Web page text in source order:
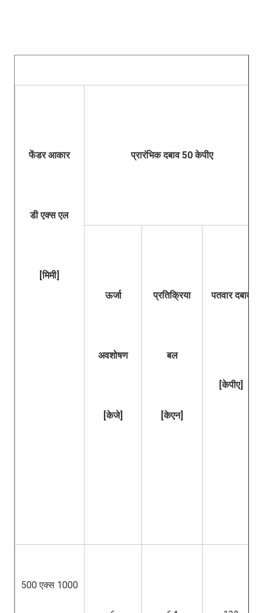
फेंडर आकार
डी एक्स एल
[मिमी]
प्रारंभिक दबाव 50 केपीए
ऊर्जा
अवशोषण
[केजे]
प्रतिक्रिया
बल
[केएन]
पतवार दबाव
[केपीए]
500 एक्स 1000